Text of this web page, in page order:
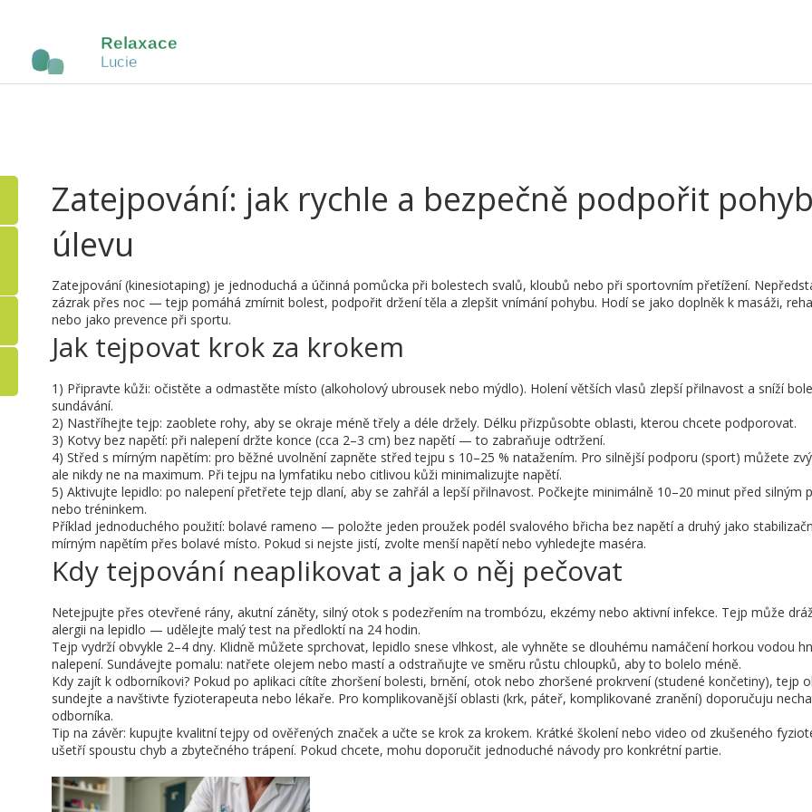
Zatejpování: jak rychle a bezpečně podpořit
úlevu
Zatejpování (kinesiotaping) je jednoduchá a účinná pomůcka při bolestech svalů, kloubů nebo při sportovním přetížení.
zázrak přes noc — tejp pomáhá zmírnit bolest, podpořit držení těla a zlepšit vnímání pohybu. Hodí se jako doplněk k masáži,
nebo jako prevence při sportu.
Jak tejpovat krok za krokem
1) Připravte kůži: očistěte a odmastěte místo (alkoholový ubrousek nebo mýdlo). Holení větších vlasů zlepší přilnavost a sníží
sundávání.
2) Nastříhejte tejp: zaoblete rohy, aby se okraje méně třely a déle držely. Délku přizpůsobte oblasti, kterou chcete podporovat.
3) Kotvy bez napětí: při nalepení držte konce (cca 2–3 cm) bez napětí — to zabraňuje odtržení.
4) Střed s mírným napětím: pro běžné uvolnění zapněte střed tejpu s 10–25 % natažením. Pro silnější podporu (sport) můžete
ale nikdy ne na maximum. Při tejpu na lymfatiku nebo citlivou kůži minimalizujte napětí.
5) Aktivujte lepidlo: po nalepení přetřete tejp dlaní, aby se zahřál a lepší přilnavost. Počkejte minimálně 10–20 minut před silným
nebo tréninkem.
Příklad jednoduchého použití: bolavé rameno — položte jeden proužek podél svalového břicha bez napětí a druhý jako
mírným napětím přes bolavé místo. Pokud si nejste jistí, zvolte menší napětí nebo vyhledejte maséra.
Kdy tejpování neaplikovat a jak o něj pečovat
Netejpujte přes otevřené rány, akutní záněty, silný otok s podezřením na trombózu, ekzémy nebo aktivní infekce. Tejp může
alergii na lepidlo — udělejte malý test na předloktí na 24 hodin.
Tejp vydrží obvykle 2–4 dny. Klidně můžete sprchovat, lepidlo snese vlhkost, ale vyhněte se dlouhému namáčení horkou vodou
nalepení. Sundávejte pomalu: natřete olejem nebo mastí a odstraňujte ve směru růstu chloupků, aby to bolelo méně.
Kdy zajít k odborníkovi? Pokud po aplikaci cítíte zhoršení bolesti, brnění, otok nebo zhoršené prokrvení (studené končetiny), tejp
sundejte a navštivte fyzioterapeuta nebo lékaře. Pro komplikovanější oblasti (krk, páteř, komplikované zranění) doporučuju
odborníka.
Tip na závěr: kupujte kvalitní tejpy od ověřených značek a učte se krok za krokem. Krátké školení nebo video od zkušeného
ušetří spoustu chyb a zbytečného trápení. Pokud chcete, mohu doporučit jednoduché návody pro konkrétní partie.